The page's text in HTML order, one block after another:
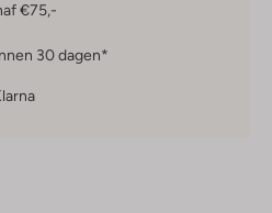
€75,-
30 dagen*